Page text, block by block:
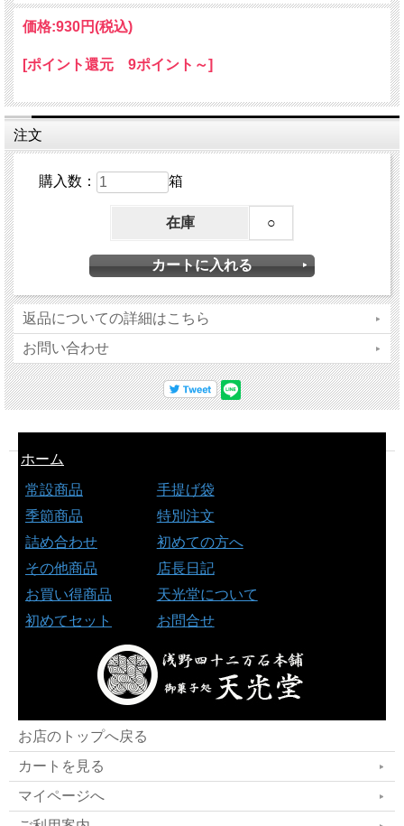
価格:930円(税込)
[ポイント還元 9ポイント～]
注文
購入数： 箱
在庫 ○
返品についての詳細はこちら
お問い合わせ
ホーム
常設商品
季節商品
詰め合わせ
その他商品
お買い得商品
初めてセット
手提げ袋
特別注文
初めての方へ
店長日記
天光堂について
お問合せ
お店のトップへ戻る
カートを見る
マイページへ